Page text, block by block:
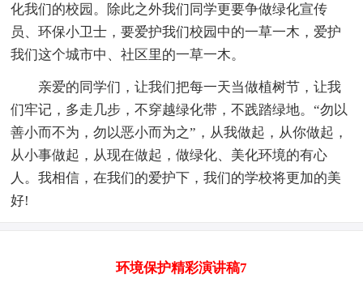
化我们的校园。除此之外我们同学更要争做绿化宣传
员、环保小卫士，要爱护我们校园中的一草一木，爱护
我们这个城市中、社区里的一草一木。
亲爱的同学们，让我们把每一天当做植树节，让我
们牢记，多走几步，不穿越绿化带，不践踏绿地。“勿以
善小而不为，勿以恶小而为之”，从我做起，从你做起，
从小事做起，从现在做起，做绿化、美化环境的有心
人。我相信，在我们的爱护下，我们的学校将更加的美
好!
环境保护精彩演讲稿7